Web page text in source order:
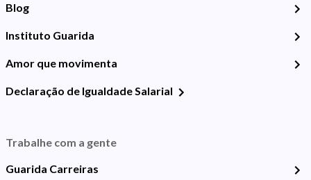
Blog
Instituto Guarida
Amor que movimenta
Declaração de Igualdade Salarial
Trabalhe com a gente
Guarida Carreiras